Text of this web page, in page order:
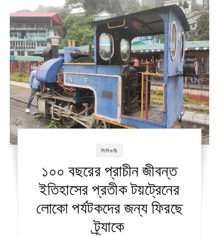
শিলিগুড়ি
১০০ বছরের প্রাচীন জীবন্ত
ইতিহাসের প্রতীক টয়ট্রেনের
লোকো পর্যটকদের জন্য ফিরছে
ট্র্যাকে